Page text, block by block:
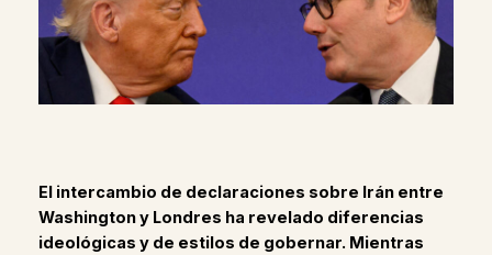
El intercambio de declaraciones sobre Irán entre
Washington y Londres ha revelado diferencias
ideológicas y de estilos de gobernar. Mientras